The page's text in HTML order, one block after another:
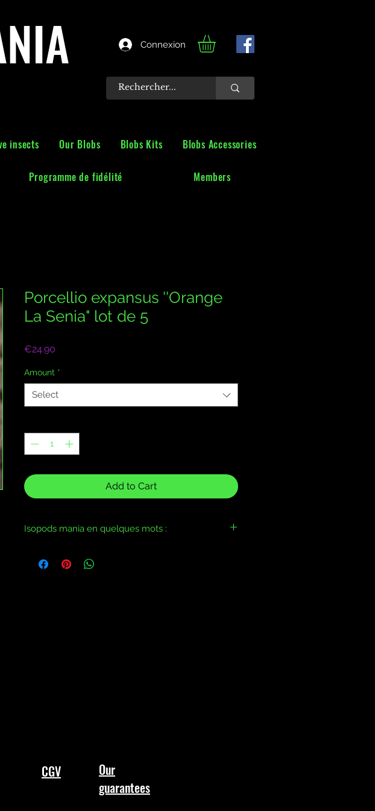
Connexion
insects Our Blobs Blobs Kits Blobs Accessories
Programme de fidélité Members
Porcellio expansus ''Orange
La Senia" lot de 5
€24.90
Amount *
Select
Add to Cart
Isopods mania en quelques mots :
Transport 24h
CGV
Our
guarantees